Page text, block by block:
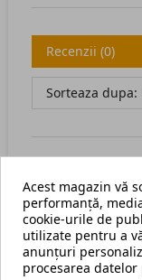
Recenzii (0)
Sorteaza dupa:
There are no
Acest magazin vă
performanță,
cookie-urile de
utilizate pentru a
anunțuri
procesarea